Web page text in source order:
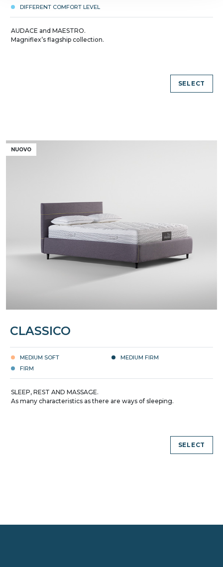
DIFFERENT COMFORT LEVEL
AUDACE and MAESTRO.
Magniflex’s flagship collection.
SELECT
NUOVO
CLASSICO
MEDIUM SOFT
MEDIUM FIRM
FIRM
SLEEP, REST AND MASSAGE.
As many characteristics as there are ways of sleeping.
SELECT